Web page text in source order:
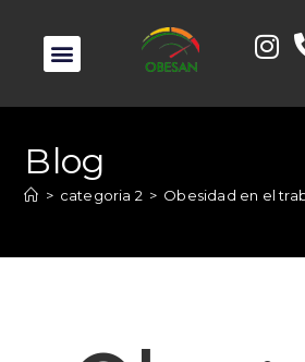
Blog
> categoria 2 > Obesidad en el